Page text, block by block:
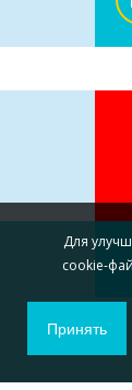
Для
cookie-
Принять